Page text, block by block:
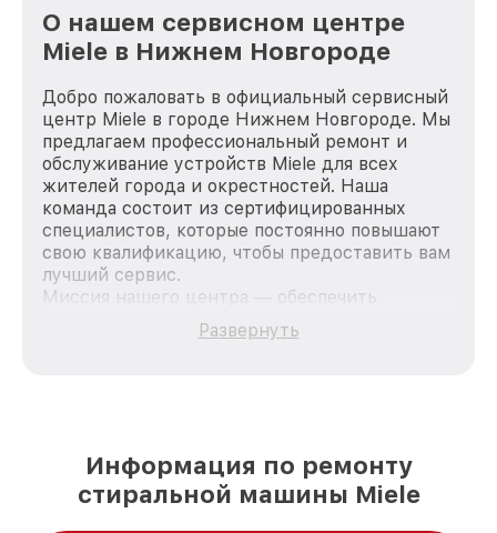
О нашем сервисном центре
Miele в Нижнем Новгороде
Добро пожаловать в официальный сервисный
центр Miele в городе Нижнем Новгороде. Мы
предлагаем профессиональный ремонт и
обслуживание устройств Miele для всех
жителей города и окрестностей. Наша
команда состоит из сертифицированных
специалистов, которые постоянно повышают
свою квалификацию, чтобы предоставить вам
лучший сервис.
Миссия нашего центра — обеспечить
качественный и доступный ремонт для
каждого пользователя продукции Miele, вне
Нижнем Новгороде, постоянно повышая
уровень доверия и лояльности наших
Развернуть
Информация по ремонту
стиральной машины Miele